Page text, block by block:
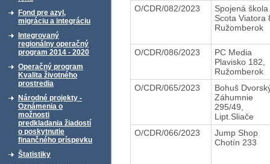
Fond pre azyl,
migráciu a integráciu
Integrovaný
regionálny operačný
program 2014 - 2020
Operačný program
Kvalita životného
prostredia
Národné projekty -
Oznámenia o
možnosti
predkladania žiadostí
o poskytnutie
finančného príspevku
Štatistiky
O/CDR/082/2023
Spojená škola
Scota Viatora
Ružomberok
O/CDR/086/2023
PC Media
Plavisko 182,
Ružomberok
O/CDR/065/2023
Bohuš
Záhumnie
295/49,
Lipt.Sliače
O/CDR/066/2023
Jump Shop
Chotín 233